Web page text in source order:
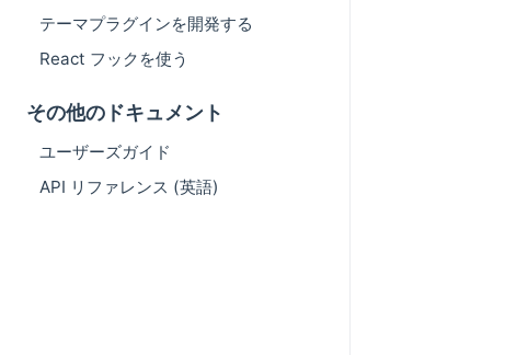
テーマプラグインを開発する
React フックを使う
その他のドキュメント
ユーザーズガイド
API リファレンス (英語)